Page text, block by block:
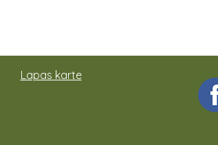
Lapas karte